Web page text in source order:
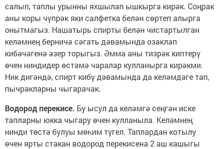
салып, таплы урынны яхшылап ышкырга кирәк. Соңрак
аны коры чүпрәк яки салфетка белән сөртеп алырга
онытмагыз. Нашатырь спирты белән чистартылган
келәмнең берничә сәгать дәвамында озаклап
кибәчәгенә әзер торыгыз. Әмма аны тизрәк киптерү
өчен ниндидер өстәмә чаралар кулланырга кирәкми.
Ник дигәндә, спирт кибү дәвамында да келәмдәге тап,
пычракларны чыгарачак.
Водород перекисе. Бу ысул да келәмгә сеңгән иске
тапларны юкка чыгару өчен кулланыла. Келәмнең
нинди төстә булуы мөһим түгел. Таплардан котылу
өчен ярты стакан водород перекисена 2 аш кашыгы